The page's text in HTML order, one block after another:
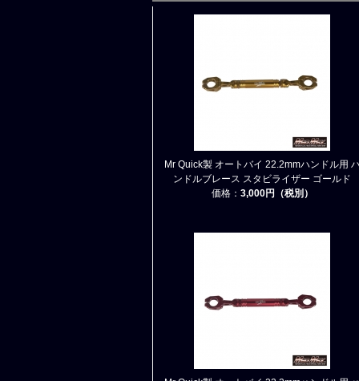
Mr Quick製 オートバイ 22.2mmハンドル用
ンドルブレース スタビライザー ゴールド
価格： 3,000円（税別）